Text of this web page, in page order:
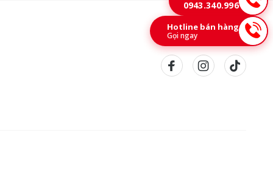
0943.340.996
Hotline bán hàng
Gọi ngay